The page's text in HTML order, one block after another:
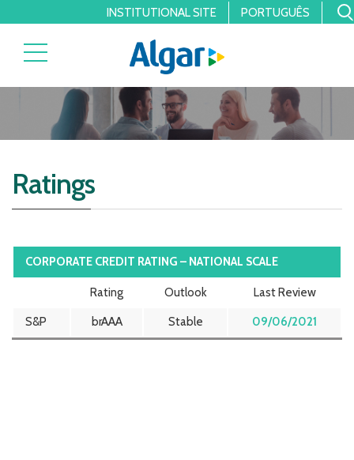
INSTITUTIONAL SITE PORTUGUÊS
Ratings
CORPORATE CREDIT RATING – NATIONAL SCALE
Rating Outlook Last Review
S&P brAAA Stable 09/06/2021